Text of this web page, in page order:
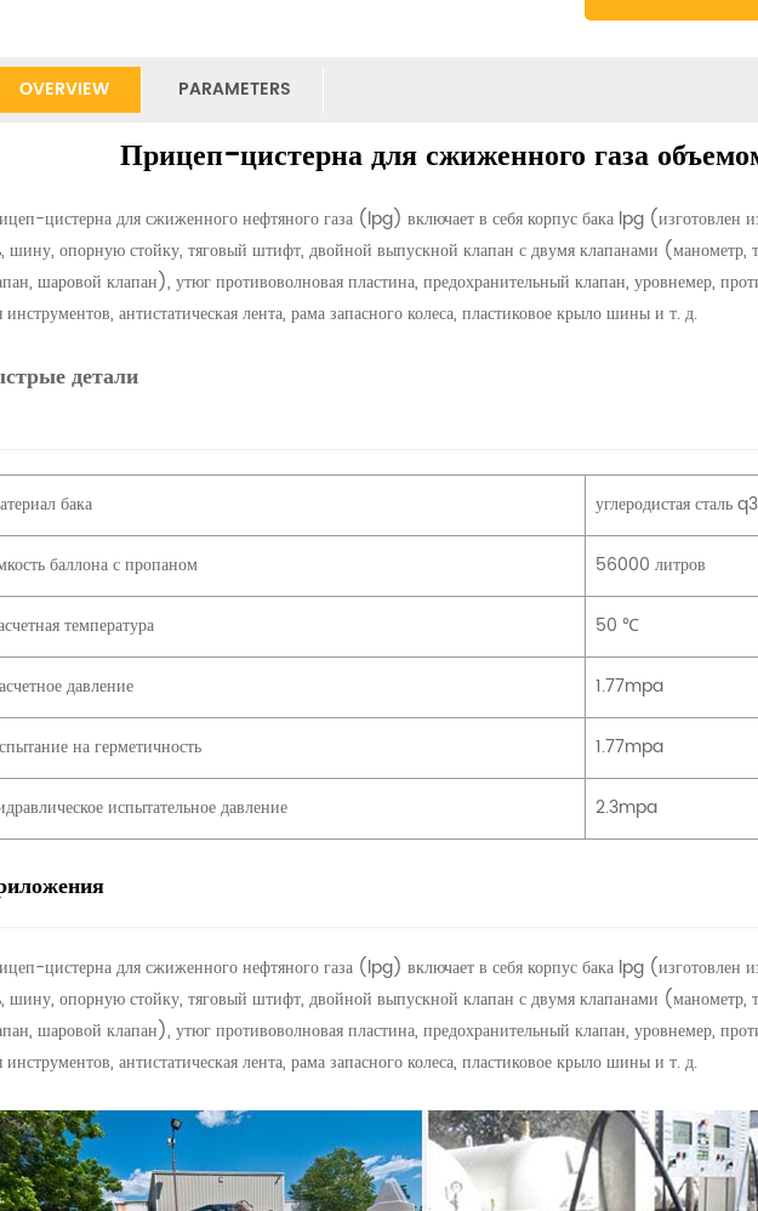
OVERVIEW PARAMETERS
Прицеп-цистерна для сжиженного газа
цистерна для сжиженного нефтяного газа (lpg) включает в себя корпус бака lpg (изготовлен
шину, опорную стойку, тяговый штифт, двойной выпускной клапан с двумя клапанами (манометр,
шаровой клапан), утюг противоволновая пластина, предохранительный клапан, уровнемер,
инструментов, антистатическая лента, рама запасного колеса, пластиковое крыло шины и т. д.
детали
бака углеродистая сталь
баллона с пропаном 56000 литров
температура 50 ℃
давление 1.77mpa
на герметичность 1.77mpa
испытательное давление 2.3mpa
цистерна для сжиженного нефтяного газа (lpg) включает в себя корпус бака lpg (изготовлен
шину, опорную стойку, тяговый штифт, двойной выпускной клапан с двумя клапанами (манометр,
шаровой клапан), утюг противоволновая пластина, предохранительный клапан, уровнемер,
инструментов, антистатическая лента, рама запасного колеса, пластиковое крыло шины и т. д.